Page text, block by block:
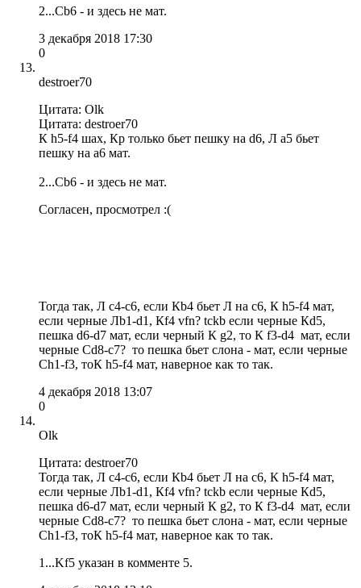
2...Сb6 - и здесь не мат.
3 декабря 2018 17:30
0
destroer70
Цитата: Olk
Цитата: destroer70
К h5-f4 шах, Кр только бьет пешку на d6, Л а5 бьет
пешку на а6 мат.
2...Сb6 - и здесь не мат.
Согласен, просмотрел :(
Тогда так, Л с4-с6, если Кb4 бьет Л на с6, К h5-f4 мат,
если черные Лb1-d1, Кf4 vfn? tckb если черные Кd5,
пешка d6-d7 мат, если черный К g2, то К f3-d4 мат, если
черные Сd8-c7? то пешка бьет слона - мат, если черные
Сh1-f3, тоК h5-f4 мат, наверное как то так.
4 декабря 2018 13:07
0
Olk
Цитата: destroer70
Тогда так, Л с4-с6, если Кb4 бьет Л на с6, К h5-f4 мат,
если черные Лb1-d1, Кf4 vfn? tckb если черные Кd5,
пешка d6-d7 мат, если черный К g2, то К f3-d4 мат, если
черные Сd8-c7? то пешка бьет слона - мат, если черные
Сh1-f3, тоК h5-f4 мат, наверное как то так.
1...Kf5 указан в комменте 5.